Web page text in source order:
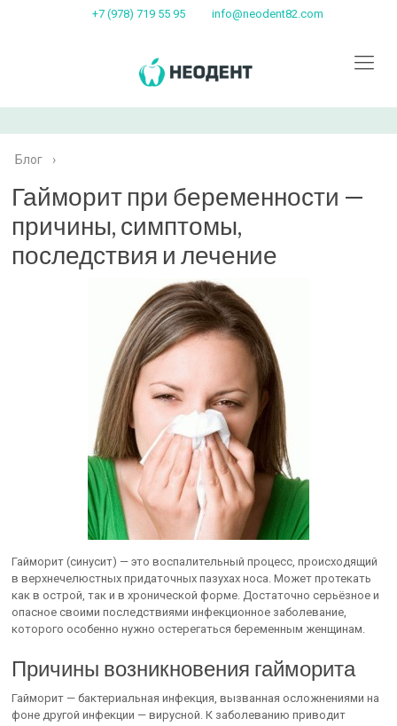
+7 (978) 719 55 95 info@neodent82.com
Блог ›
Гайморит при беременности —
причины, симптомы,
последствия и лечение
Гайморит (синусит) — это воспалительный процесс, происходящий
в верхнечелюстных придаточных пазухах носа. Может протекать
как в острой, так и в хронической форме. Достаточно серьёзное и
опасное своими последствиями инфекционное заболевание,
которого особенно нужно остерегаться беременным женщинам.
Причины возникновения гайморита
Гайморит — бактериальная инфекция, вызванная осложнениями на
фоне другой инфекции — вирусной. К заболеванию приводит